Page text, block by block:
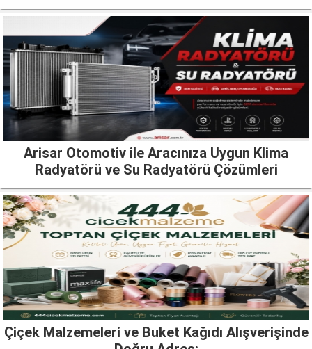
Arisar Otomotiv ile Aracınıza Uygun Klima
Radyatörü ve Su Radyatörü Çözümleri
Çiçek Malzemeleri ve Buket Kağıdı Alışverişinde